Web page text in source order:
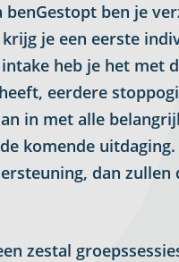
ben je
je een eerste
heb je het met
eerdere
in met alle
komende
dan zullen
zestal